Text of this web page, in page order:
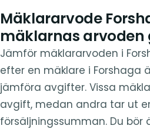
Mäklararvode
mäklarnas arvoden
Jämför mäklararvoden i
efter en mäklare i Forshaga
jämföra avgifter. Vissa
avgift, medan andra tar ut
försäljningssumman. Du